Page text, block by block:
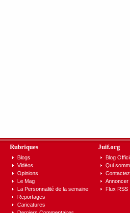
Rubriques
Blogs
Vidéos
Opinions
Le Mag
La Personnalité de la semaine
Reportages
Caricatures
Juif.org
Blog
Qui
Annoncer
Flux RSS